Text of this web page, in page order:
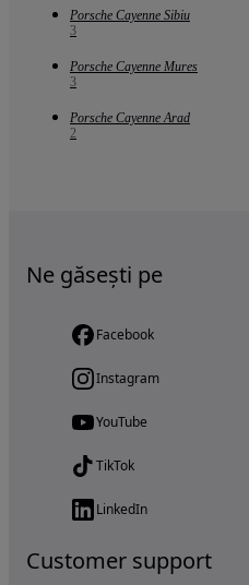
Porsche Cayenne Sibiu
3
Porsche Cayenne Mures
3
Porsche Cayenne Arad
2
Ne găsești pe
Facebook
Instagram
YouTube
TikTok
LinkedIn
Customer support